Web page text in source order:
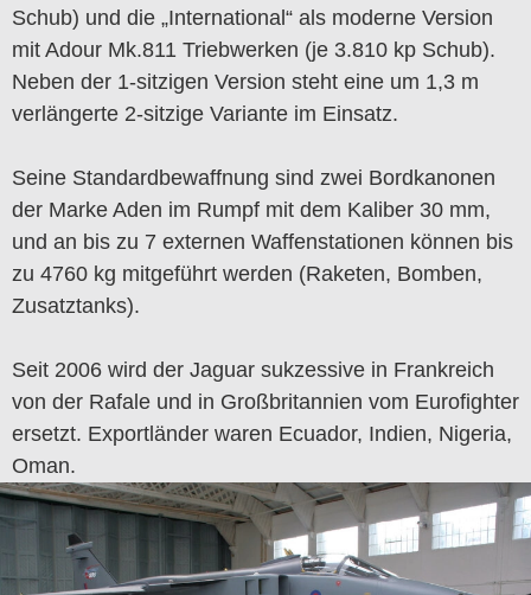
Schub) und die „International“ als moderne Version
mit Adour Mk.811 Triebwerken (je 3.810 kp Schub).
Neben der 1-sitzigen Version steht eine um 1,3 m
verlängerte 2-sitzige Variante im Einsatz.
Seine Standardbewaffnung sind zwei Bordkanonen
der Marke Aden im Rumpf mit dem Kaliber 30 mm,
und an bis zu 7 externen Waffenstationen können bis
zu 4760 kg mitgeführt werden (Raketen, Bomben,
Zusatztanks).
Seit 2006 wird der Jaguar sukzessive in Frankreich
von der Rafale und in Großbritannien vom Eurofighter
ersetzt. Exportländer waren Ecuador, Indien, Nigeria,
Oman.